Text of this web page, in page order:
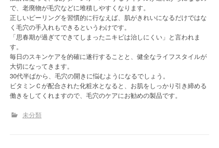
で、老廃物が毛穴などに堆積しやすくなります。
正しいピーリングを習慣的に行なえば、肌がきれいになるだけではな
く毛穴の手入れもできるというわけです。
「思春期が過ぎてできてしまったニキビは治しにくい」と言われま
す。
毎日のスキンケアを的確に遂行することと、健全なライフスタイルが
大切になってきます。
30代半ばから、毛穴の開きに悩むようになるでしょう。
ビタミンＣが配合された化粧水となると、お肌をしっかり引き締める
働きをしてくれますので、毛穴のケアにお勧めの製品です。
未分類